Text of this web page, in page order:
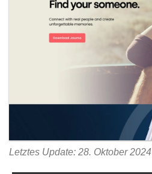
Letztes Update: 28. Oktober 2024